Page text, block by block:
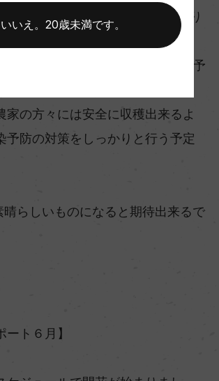
2003年に次ぐ3番目の早さになり
、収穫は8月20日頃から開始する予
家の方々には安全に収穫出来るよ
予防の対策をしっかりと行う予定
らしいものになると期待出来るで
ート６月】
いいえ。20歳未満です。